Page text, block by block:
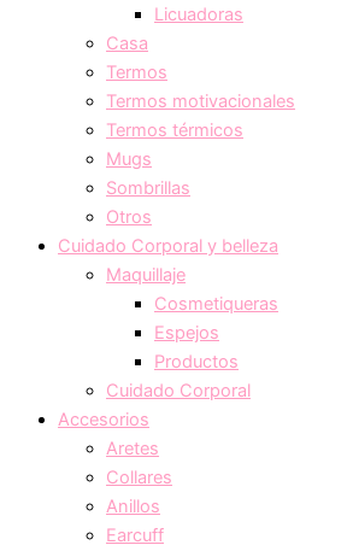
Licuadoras
Casa
Termos
Termos motivacionales
Termos térmicos
Mugs
Sombrillas
Otros
Cuidado Corporal y belleza
Maquillaje
Cosmetiqueras
Espejos
Productos
Cuidado Corporal
Accesorios
Aretes
Collares
Anillos
Earcuff